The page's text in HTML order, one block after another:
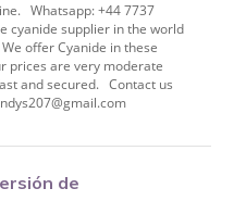
Whatsapp: +44 7737
cyanide supplier in the world
offer Cyanide in these
prices are very moderate
and secured. Contact us
de